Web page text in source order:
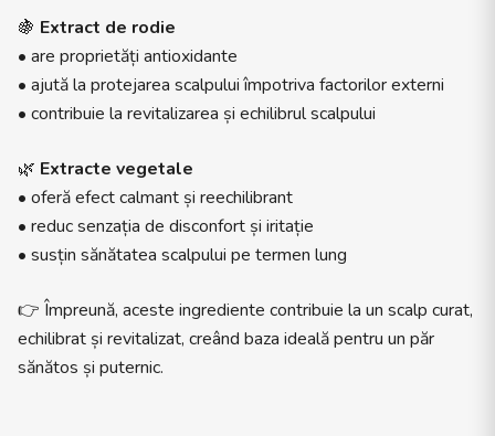
🍇 Extract de rodie
• are proprietăți antioxidante
• ajută la protejarea scalpului împotriva factorilor externi
• contribuie la revitalizarea și echilibrul scalpului
🌿 Extracte vegetale
• oferă efect calmant și reechilibrant
• reduc senzația de disconfort și iritație
• susțin sănătatea scalpului pe termen lung
👉 Împreună, aceste ingrediente contribuie la un scalp curat,
echilibrat și revitalizat, creând baza ideală pentru un păr
sănătos și puternic.